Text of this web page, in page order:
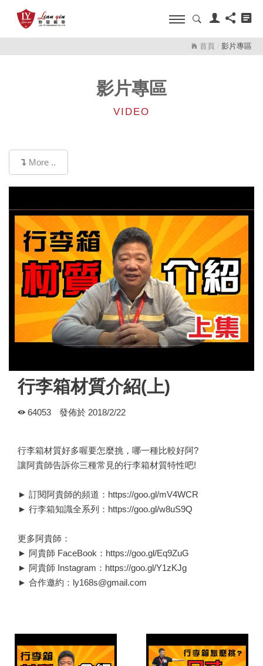
首頁 影片專區
影片專區
VIDEO
More ..
行李箱材質介紹(上)
64053 發佈於 2018/2/22
行李箱材質好多喔要怎麼挑，哪一種比較好阿?
讓阿貴師告訴你三種常見的行李箱材質特性吧!
► 訂閱阿貴師的頻道：https://goo.gl/mV4WCR
► 行李箱知識全系列：https://goo.gl/w8uS9Q
更多阿貴師：
► 阿貴師 FaceBook：https://goo.gl/Eq9ZuG
► 阿貴師 Instagram：https://goo.gl/Y1zKJg
► 合作邀約：ly168s@gmail.com